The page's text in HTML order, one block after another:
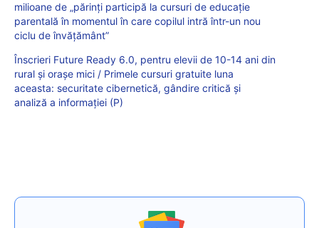
milioane de „părinți participă la cursuri de educație
parentală în momentul în care copilul intră într-un nou
ciclu de învățământ”
Înscrieri Future Ready 6.0, pentru elevii de 10-14 ani din
rural și orașe mici / Primele cursuri gratuite luna
aceasta: securitate cibernetică, gândire critică și
analiză a informației (P)